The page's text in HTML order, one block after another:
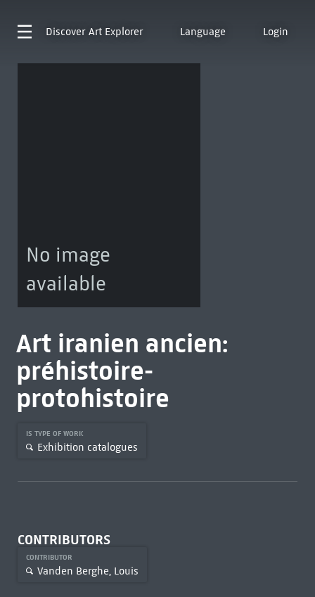
Discover Art Explorer Language Login
No image
available
Art iranien ancien:
préhistoire-
protohistoire
IS TYPE OF WORK
Exhibition catalogues
CONTRIBUTORS
CONTRIBUTOR
Vanden Berghe, Louis